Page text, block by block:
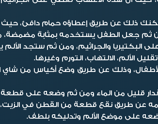
ذلك عن طريق إعطاؤه حمام دافئ، حيث
ثم جعل الطفل يستخدمه بمثابة مضمضة،
البكتيريا والجراثيم، ومن ثم ستجد
الالتهاب، التورم وغيرها.
، وذلك عن طريق وضع أكياس من شاي
قليل من الماء ومن ثم وضعه على قطعة
عن طريق نقع قطعة من القطن في
على موضع الألم وتدليكه بلطف.